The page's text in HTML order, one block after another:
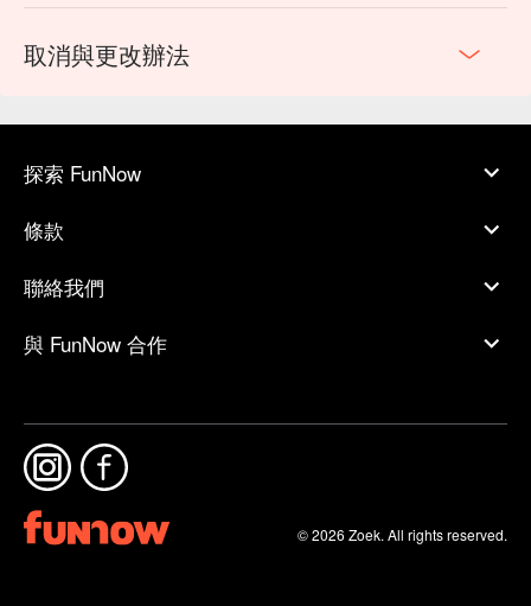
取消與更改辦法
探索 FunNow
條款
聯絡我們
與 FunNow 合作
© 2026 Zoek. All rights reserved.